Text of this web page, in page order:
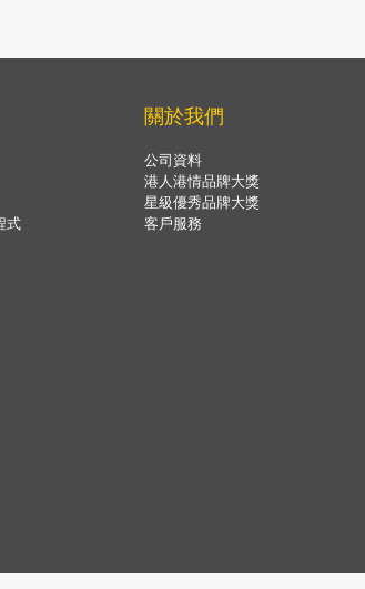
式
關於我們
公司資料
港人港情品牌大獎
星級優秀品牌大獎
客戶服務